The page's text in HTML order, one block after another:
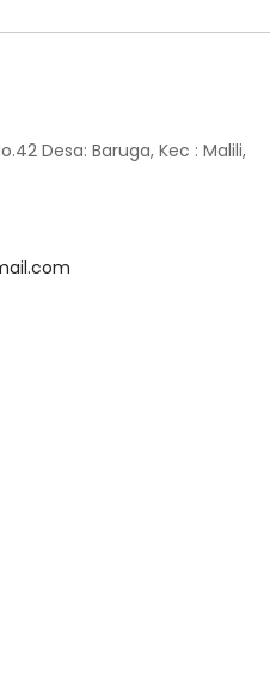
Desa: Baruga, Kec : Malili,